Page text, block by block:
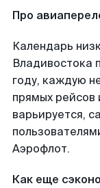
Про
Календарь
Владивостока
году, каждую
прямых рейсов
варьируется,
Аэрофлот.
Как еще